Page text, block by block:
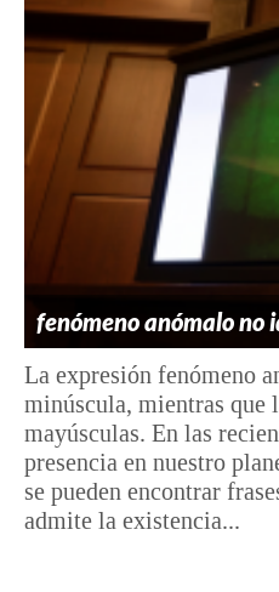
fenómeno anómalo no
La expresión fenómeno
minúscula, mientras que
mayúsculas. En las
presencia en nuestro
se pueden encontrar
admite la existencia...